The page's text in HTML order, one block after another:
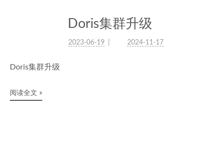
Doris集群升级
2023-06-19 2024-11-17
Doris集群升级
阅读全文 »